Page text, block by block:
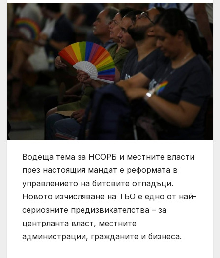
Водеща тема за НСОРБ и местните власти
през настоящия мандат е реформата в
управлението на битовите отпадъци.
Новото изчисляване на ТБО е едно от най-
сериозните предизвикателства – за
центрланта власт, местните
администрации, гражданите и бизнеса.